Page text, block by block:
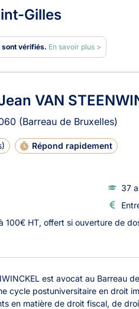
Gilles
sont vérifiés. En savoir plus >
à Saint-
VAN
(Barreau de Bruxelles)
) Répond rapidement
37
100€ HT, offert si ouverture de
est avocat au Barreau
cycle postuniversitaire en droit
en matière de droit fiscal, de